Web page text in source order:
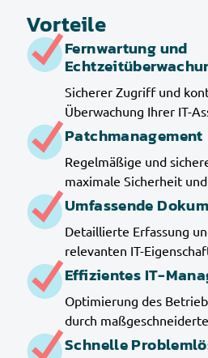
Vorteile
Fernwartung und
Sicherer Zugriff und
Überwachung Ihrer IT-
Patchmanagement
Regelmäßige und
maximale Sicherheit
Umfassende
Detaillierte Erfassung
relevanten IT-
Effizientes IT-
Optimierung des
durch
Schnelle